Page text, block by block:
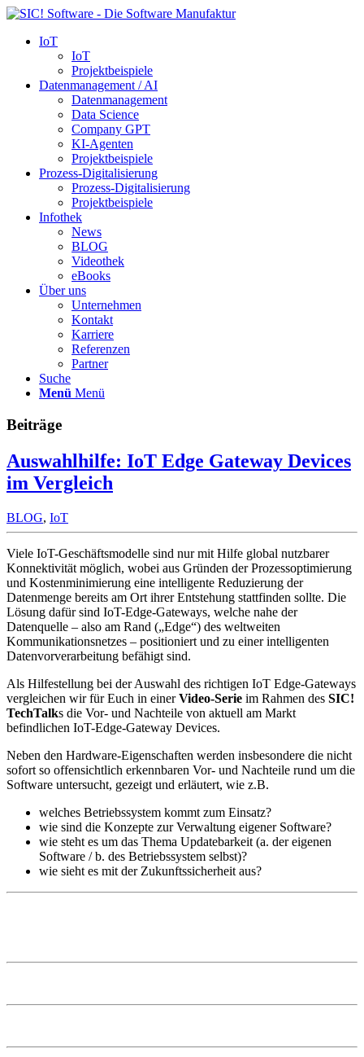
IoT
IoT
Projektbeispiele
Datenmanagement / AI
Datenmanagement
Data Science
Company GPT
KI-Agenten
Projektbeispiele
Prozess-Digitalisierung
Prozess-Digitalisierung
Projektbeispiele
Infothek
News
BLOG
Videothek
eBooks
Über uns
Unternehmen
Kontakt
Karriere
Referenzen
Partner
Suche
Menü Menü
Beiträge
Auswahlhilfe: IoT Edge Gateway Devices
im Vergleich
BLOG, IoT
Viele IoT-Geschäftsmodelle sind nur mit Hilfe global nutzbarer
Konnektivität möglich, wobei aus Gründen der Prozessoptimierung
und Kostenminimierung eine intelligente Reduzierung der
Datenmenge bereits am Ort ihrer Entstehung stattfinden sollte. Die
Lösung dafür sind IoT-Edge-Gateways, welche nahe der
Datenquelle – also am Rand („Edge“) des weltweiten
Kommunikationsnetzes – positioniert und zu einer intelligenten
Datenvorverarbeitung befähigt sind.
Als Hilfestellung bei der Auswahl des richtigen IoT Edge-Gateways
vergleichen wir für Euch in einerVideo-Serie im Rahmen des SIC!
TechTalks die Vor- und Nachteile von aktuell am Markt
befindlichen IoT-Edge-Gateway Devices.
Neben den Hardware-Eigenschaften werden insbesondere die nicht
sofort so offensichtlich erkennbaren Vor- und Nachteile rund um die
Software untersucht, gezeigt und erläutert, wie z.B.
welches Betriebssystem kommt zum Einsatz?
wie sind die Konzepte zur Verwaltung eigener Software?
wie steht es um das Thema Updatebarkeit (a. der eigenen
Software / b. des Betriebssystem selbst)?
wie sieht es mit der Zukunftssicherheit aus?